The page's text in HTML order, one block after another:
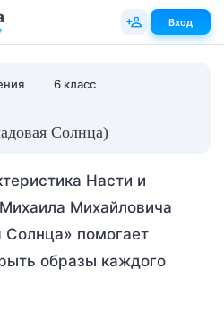
6 класс
Солнца)
Насти и
Михайловича
помогает
образы каждого
Вход